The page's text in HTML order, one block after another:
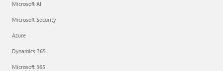
Microsoft AI
Microsoft Security
Azure
Dynamics 365
Microsoft 365